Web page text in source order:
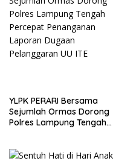
YLPK PERARI Bersama
Sejumlah Ormas Dorong
Polres Lampung Tengah
Pelanggaran UU ITE